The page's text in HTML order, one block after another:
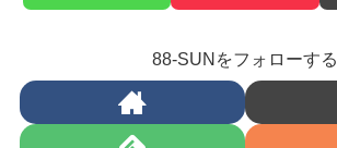
88-SUNをフォローする